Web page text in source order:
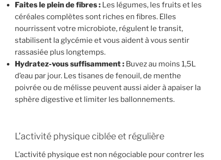
Faites le plein de fibres : Les légumes, les fruits et les
céréales complètes sont riches en fibres. Elles
nourrissent votre microbiote, régulent le transit,
stabilisent la glycémie et vous aident à vous sentir
rassasiée plus longtemps.
Hydratez-vous suffisamment : Buvez au moins 1,5L
d’eau par jour. Les tisanes de fenouil, de menthe
poivrée ou de mélisse peuvent aussi aider à apaiser la
sphère digestive et limiter les ballonnements.
L’activité physique ciblée et régulière
L’activité physique est non négociable pour contrer les